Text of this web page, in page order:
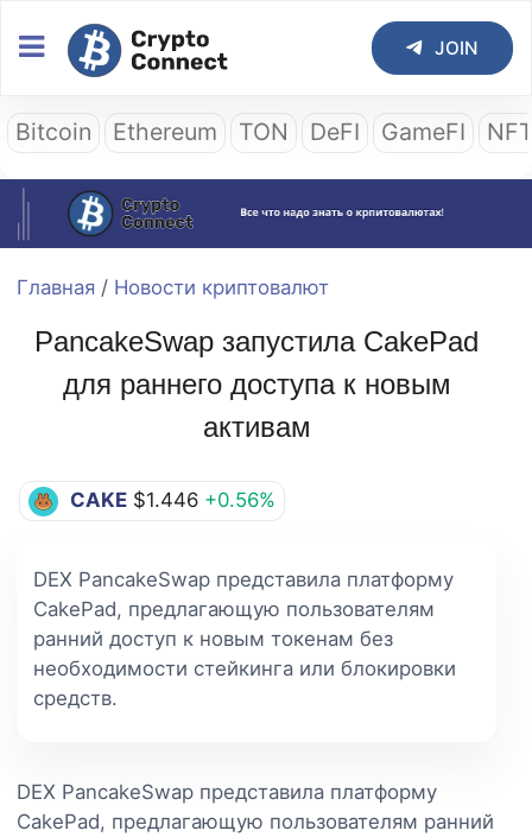
JOIN
Bitcoin Ethereum TON DeFI GameFI
Главная / Новости криптовалют
PancakeSwap запустила CakePad
для раннего доступа к новым
активам
CAKE $1.446 +0.56%
DEX PancakeSwap представила платформу
CakePad, предлагающую пользователям
ранний доступ к новым токенам без
необходимости стейкинга или блокировки
средств.
DEX PancakeSwap представила платформу
CakePad, предлагающую пользователям ранний